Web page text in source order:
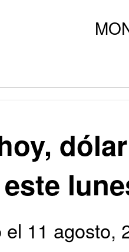
el 11 agosto,